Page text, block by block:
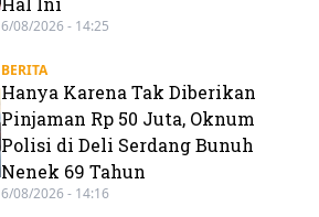
6/08/2026 - 14:25
BERITA
Hanya Karena Tak Diberikan
Pinjaman Rp 50 Juta, Oknum
Polisi di Deli Serdang Bunuh
Nenek 69 Tahun
6/08/2026 - 14:16